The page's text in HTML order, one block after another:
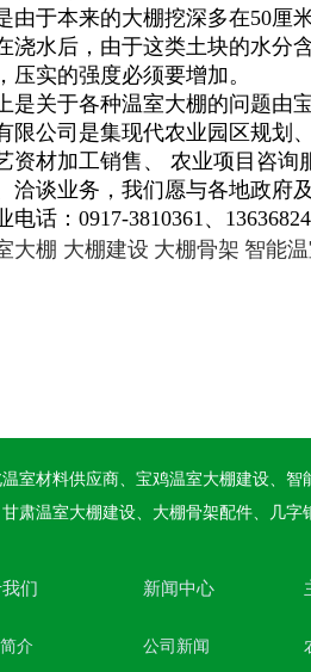
由于本来的大棚挖深多在50厘
浇水后，由于这类土块的水分
压实的强度必须要增加。
是关于各种温室大棚的问题由
限公司是集现代农业园区规划
资材加工销售、 农业项目咨
洽谈业务，我们愿与各地政府
电话：0917-3810361、
大棚 大棚建设 大棚骨架 智能
室材料供应商、宝鸡温室大棚建设、
肃温室大棚建设、大棚骨架配件、几字
们
介
新闻中心
公司新闻